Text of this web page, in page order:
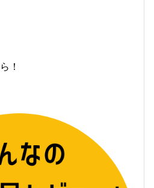
！